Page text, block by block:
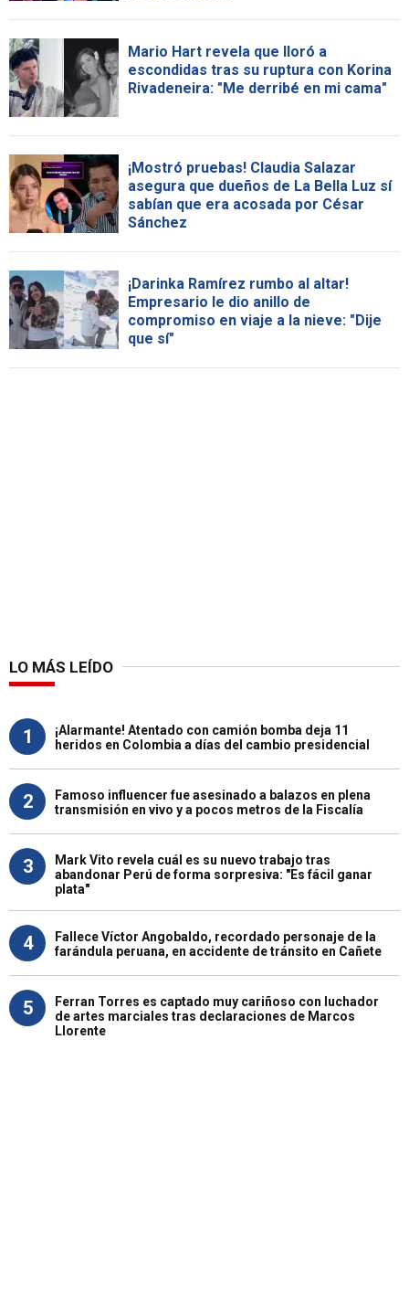
Mario Hart revela que lloró a
escondidas tras su ruptura con Korina
Rivadeneira: "Me derribé en mi cama"
¡Mostró pruebas! Claudia Salazar
asegura que dueños de La Bella Luz sí
sabían que era acosada por César
Sánchez
¡Darinka Ramírez rumbo al altar!
Empresario le dio anillo de
compromiso en viaje a la nieve: "Dije
que sí"
LO MÁS LEÍDO
1
¡Alarmante! Atentado con camión bomba deja 11
heridos en Colombia a días del cambio presidencial
2
Famoso influencer fue asesinado a balazos en plena
transmisión en vivo y a pocos metros de la Fiscalía
3
Mark Vito revela cuál es su nuevo trabajo tras
abandonar Perú de forma sorpresiva: "Es fácil ganar
plata"
4
Fallece Víctor Angobaldo, recordado personaje de la
farándula peruana, en accidente de tránsito en Cañete
5
Ferran Torres es captado muy cariñoso con luchador
de artes marciales tras declaraciones de Marcos
Llorente